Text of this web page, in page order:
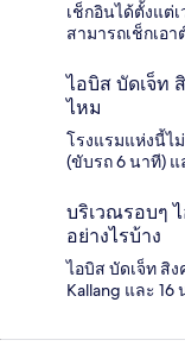
เช็กอินได้ตั้งแต่
สามารถเช็กเอา
ไอบิส บัดเจ็ท
ไหม
โรงแรมแห่งนี้ไ
(ขับรถ 6 นาที)
บริเวณรอบๆ
อย่างไรบ้าง
ไอบิส บัดเจ็ท สิง
Kallang และ